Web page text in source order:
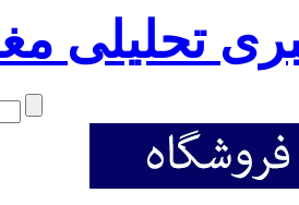
تحلیلی